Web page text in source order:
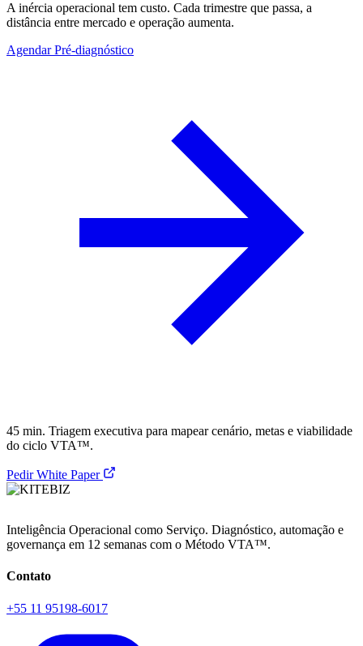
A inércia operacional tem custo. Cada trimestre que passa, a
distância entre mercado e operação aumenta.
Agendar Pré-diagnóstico
45 min. Triagem executiva para mapear cenário, metas e viabilidade
do ciclo VTA™.
Pedir White Paper
Inteligência Operacional como Serviço. Diagnóstico, automação e
governança em 12 semanas com o Método VTA™.
Contato
+55 11 95198-6017